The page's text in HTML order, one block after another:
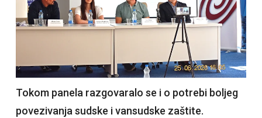
Tokom panela razgovaralo se i o potrebi boljeg
povezivanja sudske i vansudske zaštite.